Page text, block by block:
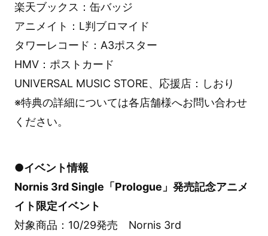
楽天ブックス：缶バッジ
アニメイト：L判ブロマイド
タワーレコード：A3ポスター
HMV：ポストカード
UNIVERSAL MUSIC STORE、応援店：しおり
※特典の詳細については各店舗様へお問い合わせ
ください。
●イベント情報
Nornis 3rd Single「Prologue」発売記念アニメ
イト限定イベント
対象商品：10/29発売 Nornis 3rd